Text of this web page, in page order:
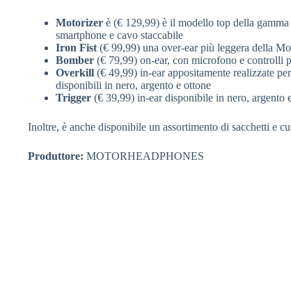
Motorizer è (€ 129,99) è il modello top della
smartphone e cavo staccabile
Iron Fist (€ 99,99) una over-ear più leggera della
Bomber (€ 79,99) on-ear, con microfono e controlli
Overkill (€ 49,99) in-ear appositamente realizzate
disponibili in nero, argento e ottone
Trigger (€ 39,99) in-ear disponibile in nero, argento
Inoltre, è anche disponibile un assortimento di sacchetti e
Produttore: MOTORHEADPHONES